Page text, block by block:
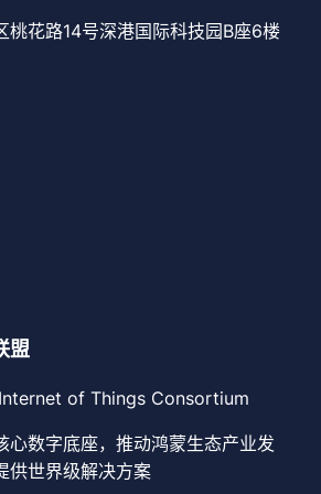
桃花路14号深港国际科技园B座6楼
盟
of Things Consortium
心数字底座，推动鸿蒙生态产业发
供世界级解决方案